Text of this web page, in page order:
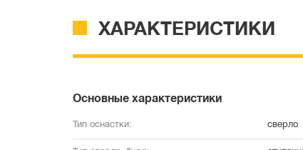
ХАРАКТЕРИСТИКИ
Основные характеристики
Тип оснастки: сверло